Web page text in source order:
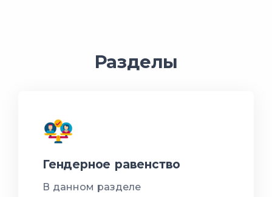
Разделы
Гендерное равенство
В данном разделе